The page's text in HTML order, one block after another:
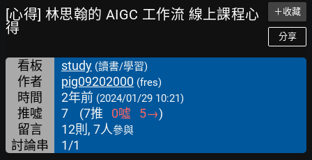
[心得] 林思翰的 AIGC 工作流 線上課程心
得
＋收藏
分享
看板 study (讀書/學習)
作者 pig09202000 (fres)
時間 2年前 (2024/01/29 10:21)
推噓 7 (7推 0噓 5→)
留言
12則, 7人參與
討論串 1/1